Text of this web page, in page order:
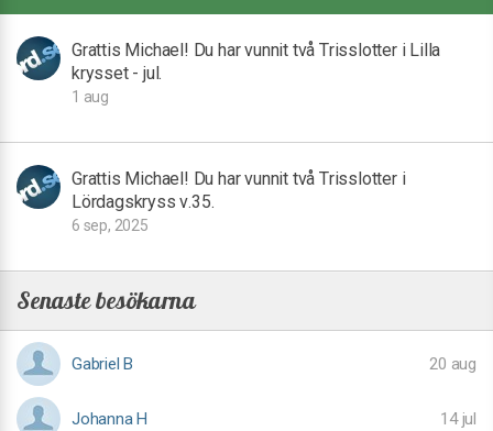
Grattis Michael! Du har vunnit två Trisslotter i Lilla
krysset - jul.
1 aug
Grattis Michael! Du har vunnit två Trisslotter i
Lördagskryss v.35.
6 sep, 2025
Senaste besökarna
Gabriel B 20 aug
Johanna H 14 jul